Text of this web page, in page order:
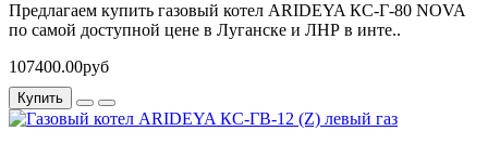
Предлагаем купить газовый котел ARIDEYA КС-Г-80 NOVA
по самой доступной цене в Луганске и ЛНР в инте..
107400.00руб
Купить